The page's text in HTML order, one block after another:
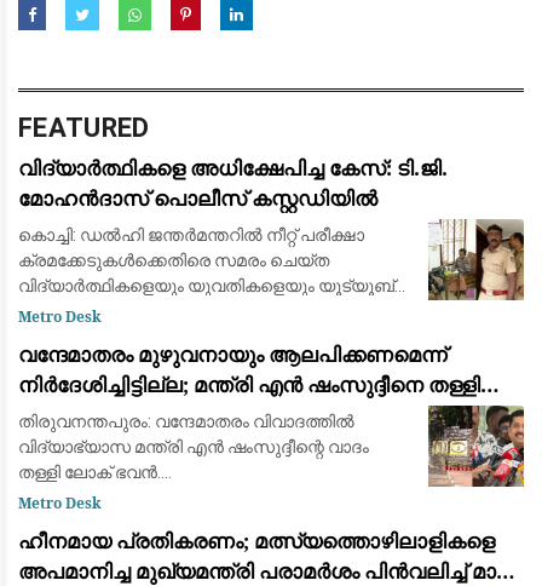
FEATURED
വിദ്യാർത്ഥികളെ അധിക്ഷേപിച്ച കേസ്: ടി.ജി.
മോഹൻദാസ് പൊലീസ് കസ്റ്റഡിയിൽ
കൊച്ചി: ഡൽഹി ജന്തർമന്തറിൽ നീറ്റ് പരീക്ഷാ
ക്രമക്കേടുകൾക്കെതിരെ സമരം ചെയ്ത
വിദ്യാർത്ഥികളെയും യുവതികളെയും യൂട്യൂബ്
വീഡിയോയിലൂടെ അധിക്ഷേപിക്കുകയും വിദ്വേഷ
ബി.ജെ.പി പ്രൊഫഷണൽ
Metro Desk
വന്ദേമാതരം മുഴുവനായും ആലപിക്കണമെന്ന്
നിര്‍ദേശിച്ചിട്ടില്ല; മന്ത്രി എന്‍ ഷംസുദ്ദീനെ തള്ളി
ലോക് ഭവന്‍
തിരുവനന്തപുരം: വന്ദേമാതരം വിവാദത്തില്‍
വിദ്യാഭ്യാസ മന്ത്രി എന്‍ ഷംസുദ്ദീന്റെ വാദം
തള്ളി ലോക് ഭവന്‍.
സ്വാതന്ത്ര്യദിനാഘോഷത്തില്‍ വന്ദേമാതരം
സെക്രട്ടറിക്ക് നല്‍കി
Metro Desk
ഹീനമായ പ്രതികരണം; മത്സ്യത്തൊഴിലാളികളെ
അപമാനിച്ച മുഖ്യമന്ത്രി പരാമർശം പിൻവലിച്ച് മാപ്പ്